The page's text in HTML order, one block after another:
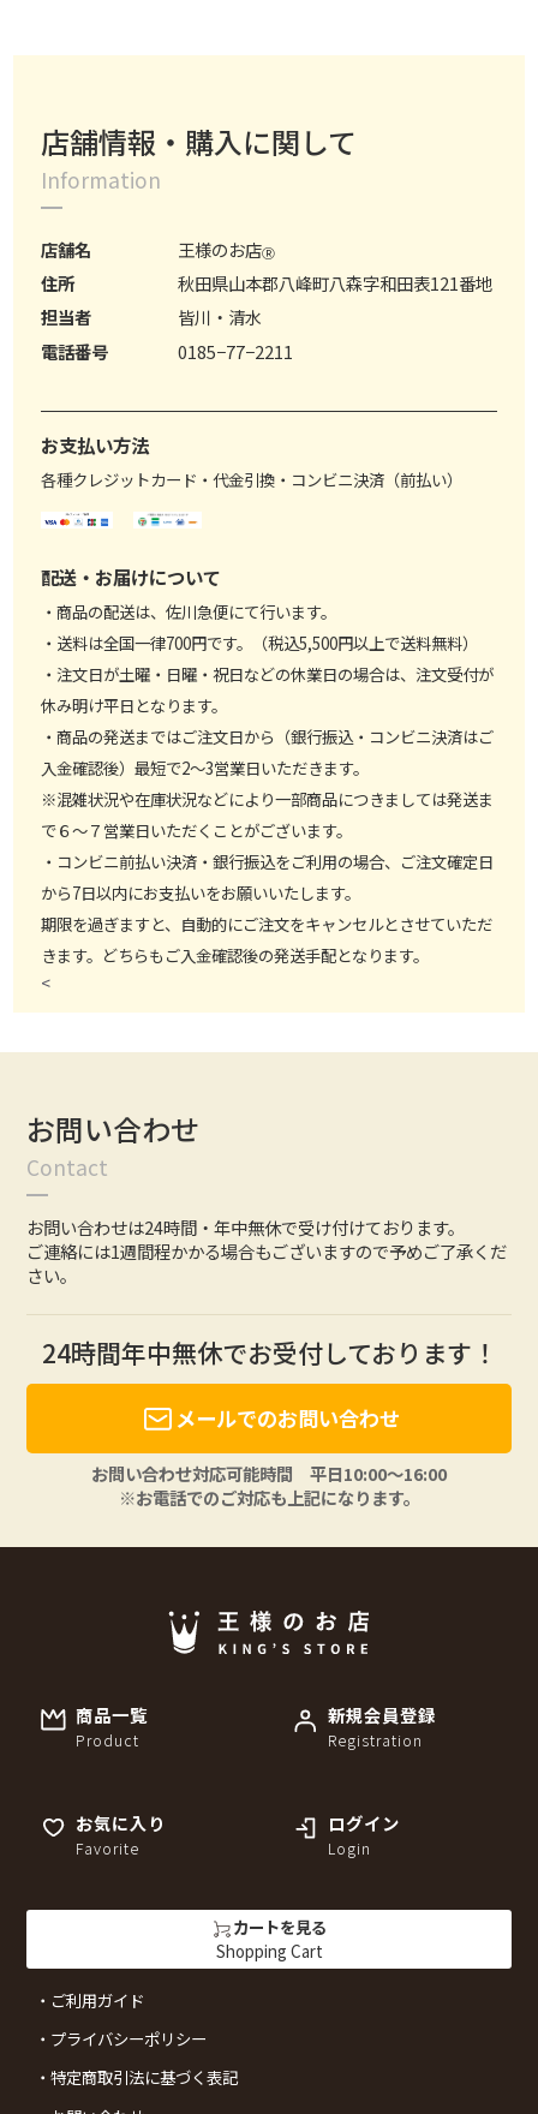
店舗情報・購入に関して
Information
店舗名 王様のお店Ⓡ
住所
秋田県山本郡八峰町八森字和田表121番地
担当者
皆川・清水
電話番号
0185−77−2211
お支払い方法
各種クレジットカード・代金引換・コンビニ決済（前払い）
配送・お届けについて
・商品の配送は、佐川急便にて行います。
・送料は全国一律700円です。（税込5,500円以上で送料無料）
・注文日が土曜・日曜・祝日などの休業日の場合は、注文受付が
休み明け平日となります。
・商品の発送まではご注文日から（銀行振込・コンビニ決済はご
入金確認後）最短で2～3営業日いただきます。
※混雑状況や在庫状況などにより一部商品につきましては発送ま
で６～７営業日いただくことがございます。
・コンビニ前払い決済・銀行振込をご利用の場合、ご注文確定日
から7日以内にお支払いをお願いいたします。
期限を過ぎますと、自動的にご注文をキャンセルとさせていただ
きます。どちらもご入金確認後の発送手配となります。
<
お問い合わせ
Contact
お問い合わせは24時間・年中無休で受け付けております。
ご連絡には1週間程かかる場合もございますので予めご了承くだ
さい。
24時間年中無休でお受付しております！
メールでのお問い合わせ
お問い合わせ対応可能時間 平日10:00〜16:00
※お電話でのご対応も上記になります。
商品一覧
Product
新規会員登録
Registration
お気に入り
Favorite
ログイン
Login
カートを見る
Shopping Cart
ご利用ガイド
プライバシーポリシー
特定商取引法に基づく表記